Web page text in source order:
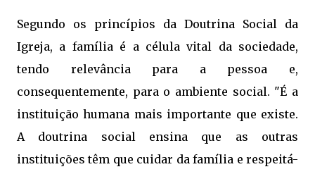
Segundo os princípios da Doutrina Social da
Igreja, a família é a célula vital da sociedade,
tendo relevância para a pessoa e,
consequentemente, para o ambiente social. "É a
instituição humana mais importante que existe.
A doutrina social ensina que as outras
instituições têm que cuidar da família e respeitá-